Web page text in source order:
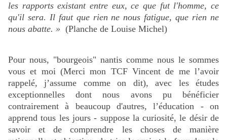
les rapports existant entre eux, ce que fut l'homme, ce
qu'il sera. Il faut que rien ne nous fatigue, que rien ne
nous abatte. » (Planche de Louise Michel)
Pour nous, "bourgeois" nantis comme nous le sommes
vous et moi (Merci mon TCF Vincent de me l’avoir
rappelé, j’assume comme on dit), avec les études
exceptionnelles dont nous avons pu bénéficier
contrairement à beaucoup d'autres, l’éducation - on
apprend tous les jours - suppose la curiosité, le désir de
savoir et de comprendre les choses de manière